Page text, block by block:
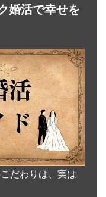
婚活で幸せを
だわりは、実は